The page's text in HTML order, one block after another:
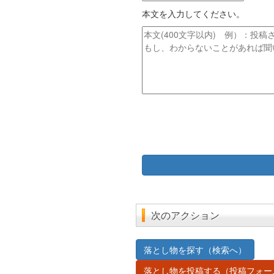
レ
ス
イ
ト
ル
本文を入力してください。
本
文
次のアクション
落とし物を探す（検索へ）
落とし物を投稿する（投稿フォ